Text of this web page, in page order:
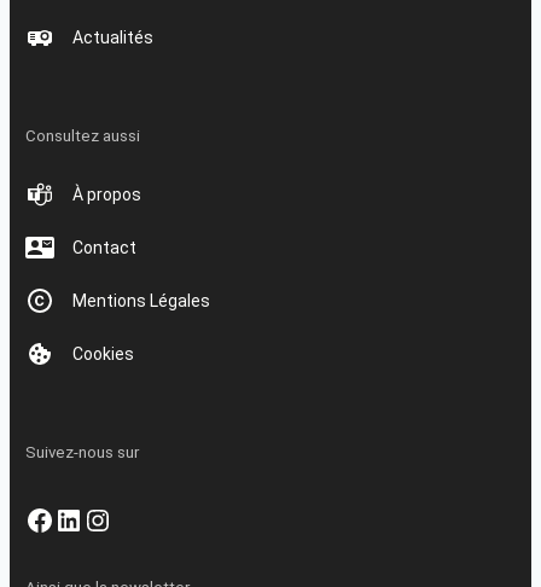
Actualités
Consultez aussi
À propos
Contact
Mentions Légales
Cookies
Suivez-nous sur
Facebook
LinkedIn
Instagram